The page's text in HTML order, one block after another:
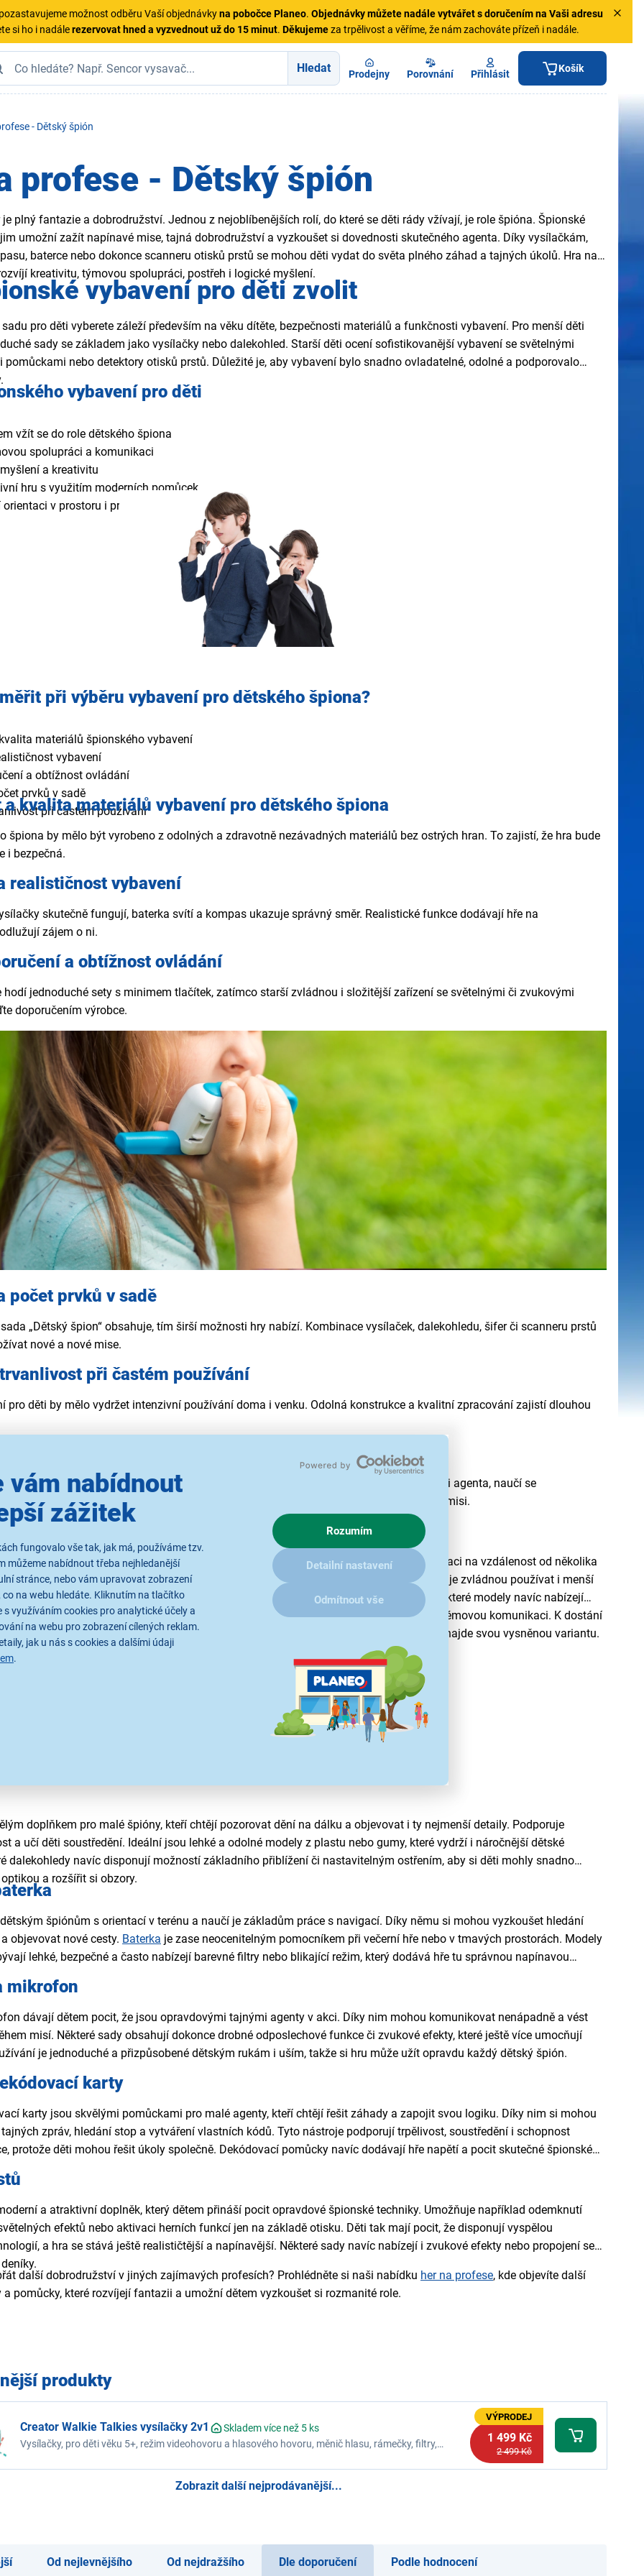
vám nabídnout
zážitek
fungovalo vše tak, jak má, používáme tzv.
můžeme nabídnout třeba nejhledanější
stránce, nebo vám upravovat zobrazení
na webu hledáte. Kliknutím na tlačítko
s využíváním cookies pro analytické účely a
na webu pro zobrazení cílených reklam.
jak u nás s cookies a dalšími údaji
.
Rozumím
Detailní nastavení
Odmítnout vše
možnost odběru Vaší objednávkyna pobočce Planeo. Objednávkymůžete nadále vytvářet s doručením na Vaši adresu
si ho i nadálerezervovat hned a vyzvednout už do 15 minut. Děkujemeza trpělivost a věříme, že nám zachováte přízeň i nadále.
Hledat Prodejny Porovnání Přihlásit Košík
- Dětský špión
profese - Dětský špión
plný fantazie a dobrodružství. Jednou z nejoblíbenějších rolí, do které se děti rády vžívají, je role špióna. Špionské
umožní zažít napínavé mise, tajná dobrodružství a vyzkoušet si dovednosti skutečného agenta. Díky vysílačkám,
baterce nebo dokonce scanneru otisků prstů se mohou děti vydat do světa plného záhad a tajných úkolů. Hra na
kreativitu, týmovou spolupráci, postřeh i logické myšlení.
vybavení pro děti zvolit
pro děti vyberete záleží především na věku dítěte, bezpečnosti materiálů a funkčnosti vybavení. Pro menší děti
sady se základem jako vysílačky nebo dalekohled. Starší děti ocení sofistikovanější vybavení se světelnými
pomůckami nebo detektory otisků prstů. Důležité je, aby vybavení bylo snadno ovladatelné, odolné a podporovalo
vybavení pro děti
vžít se do role dětského špiona
spolupráci a komunikaci
a kreativitu
hru s využitím moderních pomůcek
v prostoru i práci s přístroji
při výběru vybavení pro dětského špiona?
materiálů špionského vybavení
vybavení
a obtížnost ovládání
prvků v sadě
při častém používání
a kvalita materiálů vybavení pro dětského špiona
špiona by mělo být vyrobeno z odolných a zdravotně nezávadných materiálů bez ostrých hran. To zajistí, že hra bude
i bezpečná.
realističnost vybavení
skutečně fungují, baterka svítí a kompas ukazuje správný směr. Realistické funkce dodávají hře na
zájem o ni.
a obtížnost ovládání
hodí jednoduché sety s minimem tlačítek, zatímco starší zvládnou i složitější zařízení se světelnými či zvukovými
doporučením výrobce.
počet prvků v sadě
„Dětský špion“ obsahuje, tím širší možnosti hry nabízí. Kombinace vysílaček, dalekohledu, šifer či scanneru prstů
nové a nové mise.
při častém používání
pro děti by mělo vydržet intenzivní používání doma i venku. Odolná konstrukce a kvalitní zpracování zajistí dlouhou
pro děti přináší do hry napětí, zábavu i možnost rozvoje dovedností. Děti si vyzkouší roli agenta, naučí se
strategie. Sada doplňků promění obyčejný den v nezapomenutelnou špionskou misi.
Dětskévysílačkyjsou nezbytným základem každého malého agenta. Umožňují komunikaci na vzdálenost od několika
kilometrů v závislosti na modelu. Díky jednoduchému ovládání a velkým tlačítkům je zvládnou používat i menší
lehké, odolné a bezpečné, takže se hodí jak pro hru na špiona na doma, tak i venku. Některé modely navíc nabízejí
nastavení hlasitosti, indikátor baterie, zabudovaná svítilna či více kanálů pro bezproblémovou komunikaci. K dostání
s motivy oblíbených pohádek nebo ve výrazných barvách, takže si každý dětský špion najde svou vysněnou variantu.
doplňkem pro malé špióny, kteří chtějí pozorovat dění na dálku a objevovat i ty nejmenší detaily. Podporuje
a učí děti soustředění. Ideální jsou lehké a odolné modely z plastu nebo gumy, které vydrží i náročnější dětské
dalekohledy navíc disponují možností základního přiblížení či nastavitelným ostřením, aby si děti mohly snadno
a rozšířit si obzory.
špiónům s orientací v terénu a naučí je základům práce s navigací. Díky němu si mohou vyzkoušet hledání
objevovat nové cesty. Baterka je zase neocenitelným pomocníkem při večerní hře nebo v tmavých prostorách. Modely
lehké, bezpečné a často nabízejí barevné filtry nebo blikající režim, který dodává hře tu správnou napínavou
mikrofon
dávají dětem pocit, že jsou opravdovými tajnými agenty v akci. Díky nim mohou komunikovat nenápadně a vést
misí. Některé sady obsahují dokonce drobné odposlechové funkce či zvukové efekty, které ještě více umocňují
je jednoduché a přizpůsobené dětským rukám i uším, takže si hru může užít opravdu každý dětský špión.
karty
karty jsou skvělými pomůckami pro malé agenty, kteří chtějí řešit záhady a zapojit svou logiku. Díky nim si mohou
zpráv, hledání stop a vytváření vlastních kódů. Tyto nástroje podporují trpělivost, soustředění i schopnost
protože děti mohou řešit úkoly společně. Dekódovací pomůcky navíc dodávají hře napětí a pocit skutečné špionské
a atraktivní doplněk, který dětem přináší pocit opravdové špionské techniky. Umožňuje například odemknutí
efektů nebo aktivaci herních funkcí jen na základě otisku. Děti tak mají pocit, že disponují vyspělou
a hra se stává ještě realističtější a napínavější. Některé sady navíc nabízejí i zvukové efekty nebo propojení se
další dobrodružství v jiných zajímavých profesích? Prohlédněte si naši nabídku her na profese, kde objevíte další
pomůcky, které rozvíjejí fantazii a umožní dětem vyzkoušet si rozmanité role.
produkty
Creator Walkie Talkies vysílačky 2v1
Skladem více než 5 ks
Vysílačky, pro děti věku 5+, režim videohovoru a hlasového hovoru, měnič hlasu, rámečky, filtry,
kabel
VÝPRODEJ
1 499 Kč
2 499 Kč
Zobrazit další nejprodávanější...
Od nejlevnějšího Od nejdražšího Dle doporučení Podle hodnocení